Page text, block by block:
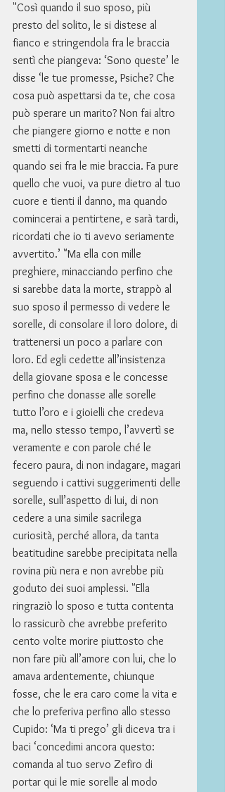
"Così quando il suo sposo, più
presto del solito, le si distese al
fianco e stringendola fra le braccia
sentì che piangeva: ‘Sono queste’ le
disse ‘le tue promesse, Psiche? Che
cosa può aspettarsi da te, che cosa
può sperare un marito? Non fai altro
che piangere giorno e notte e non
smetti di tormentarti neanche
quando sei fra le mie braccia. Fa pure
quello che vuoi, va pure dietro al tuo
cuore e tienti il danno, ma quando
comincerai a pentirtene, e sarà tardi,
ricordati che io ti avevo seriamente
avvertito.’ "Ma ella con mille
preghiere, minacciando perfino che
si sarebbe data la morte, strappò al
suo sposo il permesso di vedere le
sorelle, di consolare il loro dolore, di
trattenersi un poco a parlare con
loro. Ed egli cedette all’insistenza
della giovane sposa e le concesse
perfino che donasse alle sorelle
tutto l’oro e i gioielli che credeva
ma, nello stesso tempo, l’avvertì se
veramente e con parole ché le
fecero paura, di non indagare, magari
seguendo i cattivi suggerimenti delle
sorelle, sull’aspetto di lui, di non
cedere a una simile sacrilega
curiosità, perché allora, da tanta
beatitudine sarebbe precipitata nella
rovina più nera e non avrebbe più
goduto dei suoi amplessi. "Ella
ringraziò lo sposo e tutta contenta
lo rassicurò che avrebbe preferito
cento volte morire piuttosto che
non fare più all’amore con lui, che lo
amava ardentemente, chiunque
fosse, che le era caro come la vita e
che lo preferiva perfino allo stesso
Cupido: ‘Ma ti prego’ gli diceva tra i
baci ‘concedimi ancora questo:
comanda al tuo servo Zefiro di
portar qui le mie sorelle al modo